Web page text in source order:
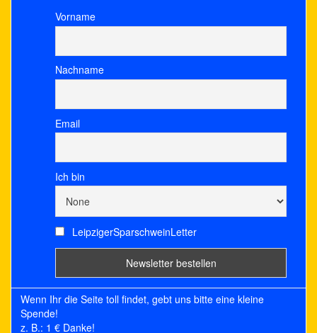
Vorname
Nachname
Email
Ich bin
LeipzigerSparschweinLetter
Wenn Ihr die Seite toll findet, gebt uns bitte eine kleine
Spende!
z. B.: 1 € Danke!